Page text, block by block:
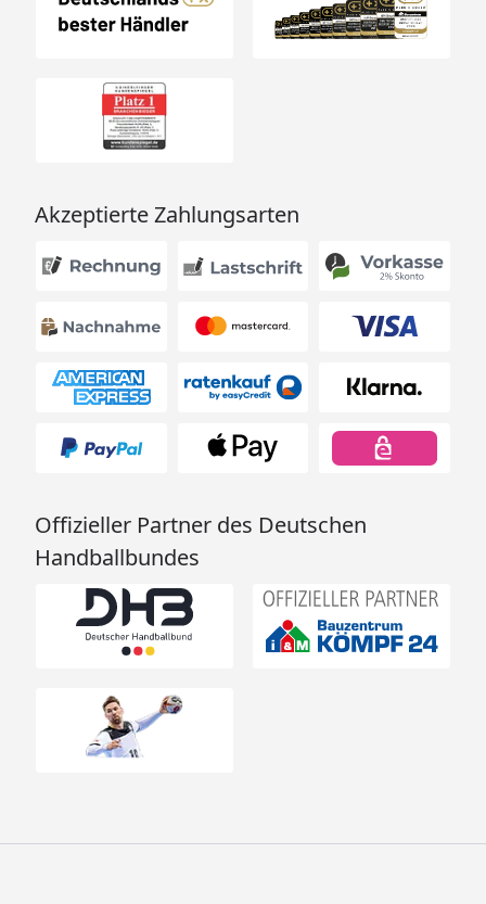
Einhaltung der
steht ein separates
Merkblatt zur Verfügung.
Akzeptierte Zahlungsarten
Offizieller Partner des Deutschen
Handballbundes